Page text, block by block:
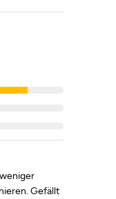
Gefällt